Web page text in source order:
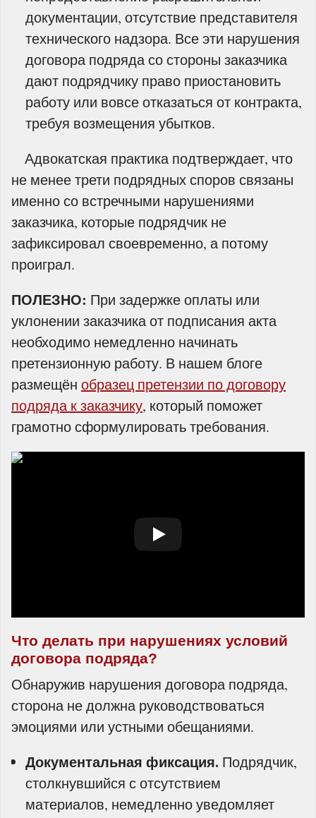
документации, отсутствие представителя
технического надзора. Все эти нарушения
договора подряда со стороны заказчика
дают подрядчику право приостановить
работу или вовсе отказаться от контракта,
требуя возмещения убытков.
Адвокатская практика подтверждает, что
не менее трети подрядных споров связаны
именно со встречными нарушениями
заказчика, которые подрядчик не
зафиксировал своевременно, а потому
проиграл.
ПОЛЕЗНО: При задержке оплаты или
уклонении заказчика от подписания акта
необходимо немедленно начинать
претензионную работу. В нашем блоге
размещён образец претензии по договору
подряда к заказчику, который поможет
грамотно сформулировать требования.
Что делать при нарушениях условий
договора подряда?
Обнаружив нарушения договора подряда,
сторона не должна руководствоваться
эмоциями или устными обещаниями.
Документальная фиксация. Подрядчик,
столкнувшийся с отсутствием
материалов, немедленно уведомляет